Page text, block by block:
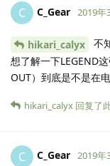
C C_Gear 2019年
hikari_calyx
不
想了解一下LEGEND
OUT）到底是不是在
hikari_calyx 回复了
C C_Gear 2019年